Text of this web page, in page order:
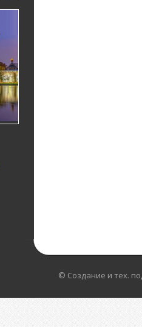
© Создание и тех.